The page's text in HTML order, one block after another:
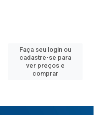
Faça seu login ou
cadastre-se para
ver preços e
comprar